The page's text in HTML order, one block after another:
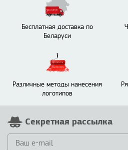
Бесплатная доставка по
Беларуси
Различные методы нанесения
логотипов
Секретная рассылка